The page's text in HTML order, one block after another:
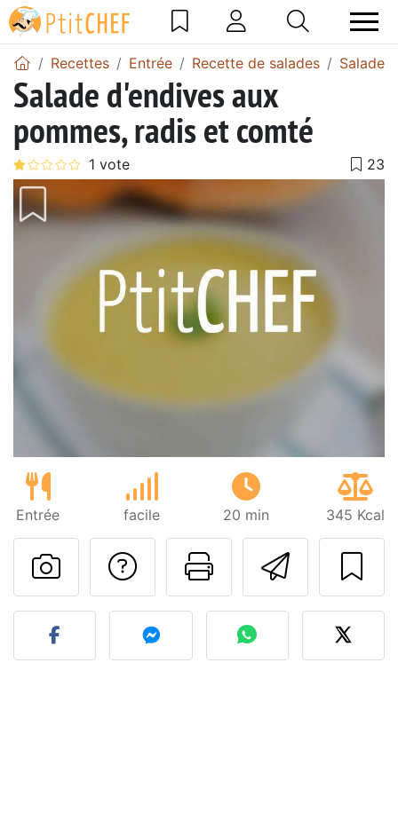
Recettes Entrée Recette de salades Salade
Salade d'endives aux
pommes, radis et comté
Entrée facile 20 min 345 Kcal
Imprimer
Poser une
Publier votre photo de